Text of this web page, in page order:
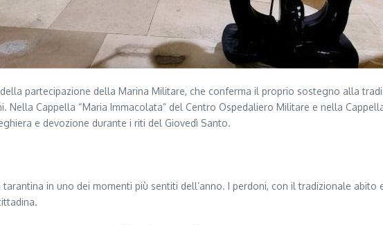
della partecipazione della Marina Militare, che conferma il proprio sostegno alla
Cappella “Maria Immacolata” del Centro Ospedaliero Militare e nella
e devozione durante i riti del Giovedì Santo.
in uno dei momenti più sentiti dell’anno. I perdoni, con il tradizionale